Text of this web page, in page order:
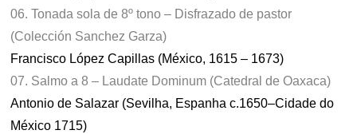
06. Tonada sola de 8º tono – Disfrazado de pastor
(Colección Sanchez Garza)
Francisco López Capillas (México, 1615 – 1673)
07. Salmo a 8 – Laudate Dominum (Catedral de Oaxaca)
Antonio de Salazar (Sevilha, Espanha c.1650–Cidade do
México 1715)